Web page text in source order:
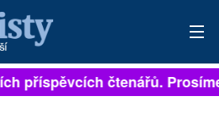
příspěvcích čtenářů.